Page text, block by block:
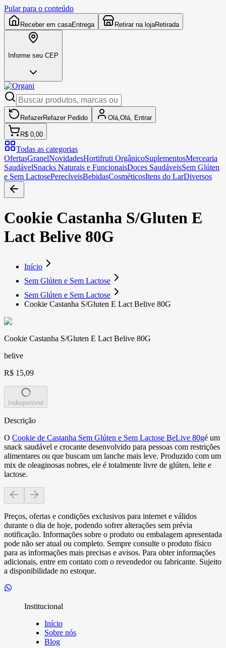
Pular para o conteúdo
Receber em casaEntrega Retirar na lojaRetirada
Informe seu CEP
RefazerRefazer Pedido Olá, Olá, Entrar
R$ 0,00
Todas as categorias
OfertasGranelNovidadesHortifruti OrgânicoSuplementosMercearia
SaudávelSnacks Naturais e FuncionaisDoces SaudáveisSem Glúten
e Sem LactosePerecíveisBebidasCosméticosItens do LarDiversos
Cookie Castanha S/Gluten E
Lact Belive 80G
Início
Sem Glúten e Sem Lactose
Sem Glúten e Sem Lactose
Cookie Castanha S/Gluten E Lact Belive 80G
Cookie Castanha S/Gluten E Lact Belive 80G
belive
R$ 15,09
Indisponível
Descrição
O Cookie de Castanha Sem Glúten e Sem Lactose BeLive 80gé um
snack saudável e crocante desenvolvido para pessoas com restrições
alimentares ou que buscam um lanche mais leve. Produzido com um
mix de oleaginosas nobres, ele é totalmente livre de glúten, leite e
lactose.
Preços, ofertas e condições exclusivos para internet e válidos
durante o dia de hoje, podendo sofrer alterações sem prévia
notificação. Informações sobre o produto ou embalagem apresentada
pode não ser atual ou completo. Sempre consulte o produto físico
para as informações mais precisas e avisos. Para obter informações
adicionais, entre em contato com o revendedor ou fabricante. Sujeito
a disponibilidade no estoque.
Institucional
Início
Sobre nós
Blog